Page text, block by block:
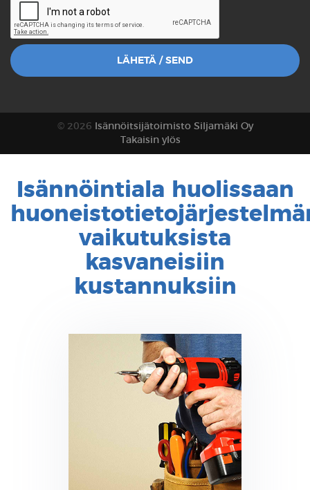
© 2026
Isännöitsijätoimisto Siljamäki Oy
Takaisin ylös
Isännöintiala huolissaan
vaikutuksista
kasvaneisiin
kustannuksiin